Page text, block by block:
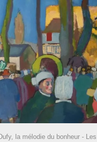
la mélodie du bonheur -